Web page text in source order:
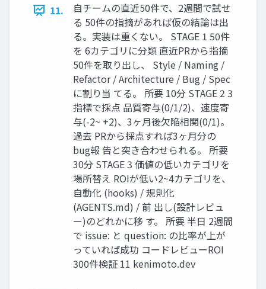
11.
自チームの直近50件で、2週間で試せ
る 50件の指摘があれば仮の結論は出
る。実装は重くない。 STAGE 1 50件
を 6カテゴリに分類 直近PRから指摘
50件を取り出し、 Style / Naming /
Refactor / Architecture / Bug / Spec
に割り当 てる。 所要 10分 STAGE 2 3
指標で採点 品質寄与(0/1/2)、速度寄
与(-2~ +2)、3ヶ月後欠陥相関(0/1)。
過去 PRから採点すれば3ヶ月分の
bug報 告と突き合わせられる。 所要
30分 STAGE 3 価値の低いカテゴリを
場所替え ROIが低い2~4カテゴリを、
自動化 (hooks) / 規則化
(AGENTS.md) / 前 出し(設計レビュ
ー)のどれかに移 す。 所要 半日 2週間
で issue: と question: の比率が上が
っていれば成功 コードレビューROI
300件検証 11 kenimoto.dev